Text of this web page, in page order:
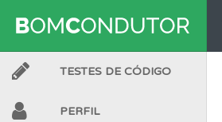
TESTES DE CÓDIGO
PERFIL